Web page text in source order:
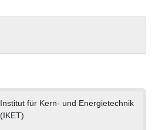
Institut für Kern- und Energietechnik
(IKET)